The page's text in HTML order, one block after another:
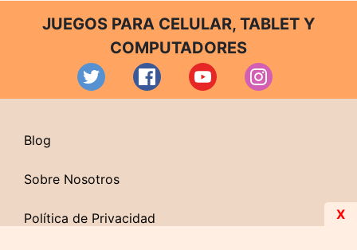
JUEGOS PARA CELULAR, TABLET Y
COMPUTADORES
Blog
Sobre Nosotros
Política de Privacidad X